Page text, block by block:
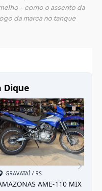
– como o assento da
da marca no tanque